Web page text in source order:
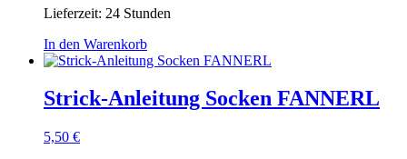
Lieferzeit: 24 Stunden
In den Warenkorb
Strick-Anleitung Socken FANNERL
5,50 €